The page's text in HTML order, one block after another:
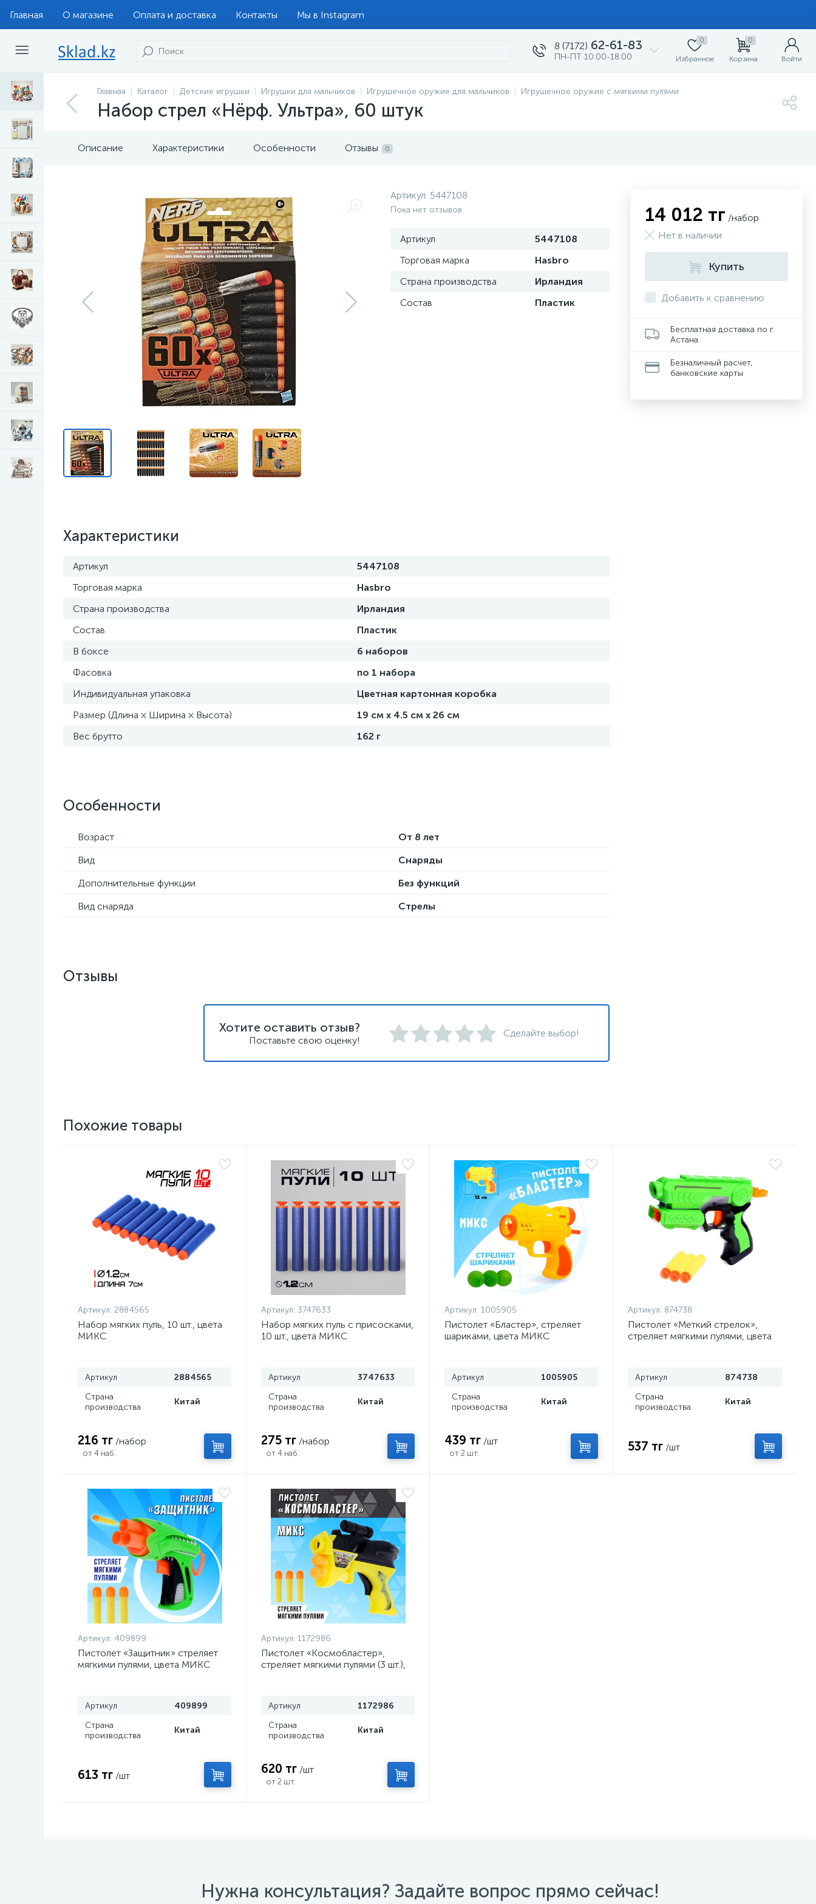
Главная О магазине Оплата и доставка Контакты Мы в Instagram
8 (7172) 62-61-83
ПН-ПТ 10:00-18:00
0
Избранное
0
Корзина Войти
Главная Каталог Детские игрушки Игрушки для мальчиков Игрушечное оружие для мальчиков Игрушечное оружие с мягкими пулями
Набор стрел «Нёрф. Ультра», 60 штук
Описание Характеристики Особенности Отзывы 0
Артикул: 5447108
Пока нет отзывов
Артикул
5447108
Торговая марка
Hasbro
Страна производства
Ирландия
Состав
Пластик
Характеристики
Артикул
5447108
Торговая марка
Hasbro
Страна производства
Ирландия
Состав
Пластик
В боксе
6 наборов
Фасовка
по 1 набора
Индивидуальная упаковка
Цветная картонная коробка
Размер (Длина × Ширина × Высота)
19 см х 4.5 см х 26 см
Вес брутто
162 г
Особенности
Возраст
От 8 лет
Вид
Снаряды
Дополнительные функции
Без функций
Вид снаряда
Стрелы
14 012 тг /набор
Нет в наличии
Купить
Добавить к сравнению
Бесплатная доставка по г.
Астана
Безналичный расчет,
банковские карты
Отзывы
Хотите оставить отзыв?
Поставьте свою оценку!
Сделайте выбор!
Похожие товары
Артикул: 2884565
Набор мягких пуль, 10 шт., цвета
МИКС
Артикул
2884565
Страна
производства
Китай
216 тг /набор
от 4 наб.
Артикул: 3747633
Набор мягких пуль с присосками,
10 шт., цвета МИКС
Артикул
3747633
Страна
производства
Китай
275 тг /набор
от 4 наб.
Артикул: 1005905
Пистолет «Бластер», стреляет
шариками, цвета МИКС
Артикул
1005905
Страна
производства
Китай
439 тг /шт
от 2 шт.
Артикул: 874738
Пистолет «Меткий стрелок»,
стреляет мягкими пулями, цвета
Артикул
874738
Страна
производства
Китай
537 тг /шт
Артикул: 409899
Пистолет «Защитник» стреляет
мягкими пулями, цвета МИКС
Артикул
409899
Страна
производства
Китай
613 тг /шт
Артикул: 1172986
Пистолет «Космобластер»,
стреляет мягкими пулями (3 шт.),
Артикул
1172986
Страна
производства
Китай
620 тг /шт
от 2 шт.
Нужна консультация? Задайте вопрос прямо сейчас!